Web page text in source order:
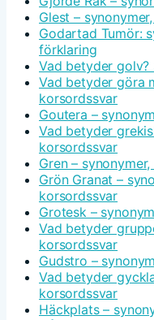
Glest –
Godartad Tumör:
förklaring
Vad betyder
Vad betyder göra
korsordssvar
Goutera –
Vad betyder
korsordssvar
Gren –
Grön Granat –
korsordssvar
Grotesk –
Vad betyder
korsordssvar
Gudstro –
Vad betyder
korsordssvar
Häckplats –